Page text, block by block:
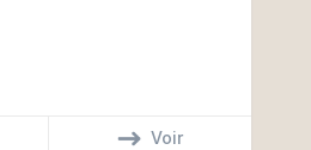
Voir